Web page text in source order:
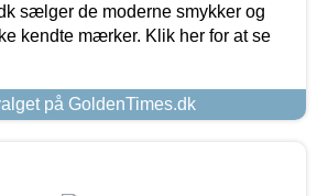
sælger de moderne smykker og
kendte mærker. Klik her for at se
på GoldenTimes.dk